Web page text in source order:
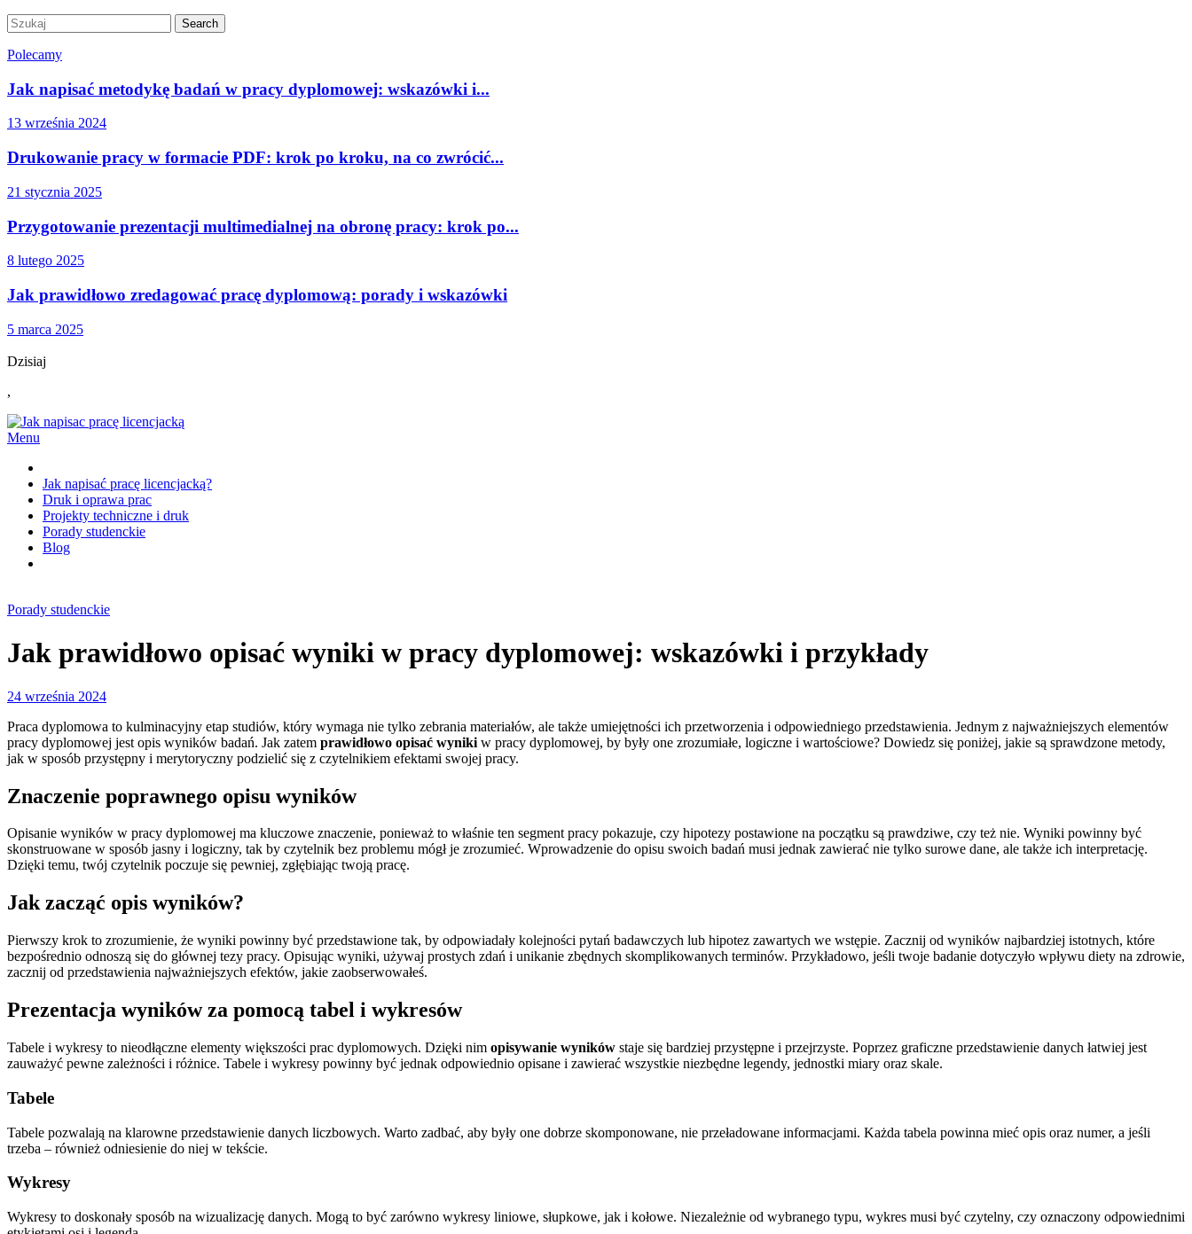
Polecamy
Jak napisać metodykę badań w pracy dyplomowej: wskazówki i...
13 września 2024
Drukowanie pracy w formacie PDF: krok po kroku, na co zwrócić...
21 stycznia 2025
Przygotowanie prezentacji multimedialnej na obronę pracy: krok po...
8 lutego 2025
Jak prawidłowo zredagować pracę dyplomową: porady i wskazówki
5 marca 2025
Dzisiaj
,
Menu
Jak napisać pracę licencjacką?
Druk i oprawa prac
Projekty techniczne i druk
Porady studenckie
Blog
Porady studenckie
Jak prawidłowo opisać wyniki w pracy dyplomowej: wskazówki i przykłady
24 września 2024
Praca dyplomowa to kulminacyjny etap studiów, który wymaga nie tylko zebrania materiałów, ale także umiejętności ich przetworzenia i odpowiedniego przedstawienia. Jednym z najważniejszych elementów
pracy dyplomowej jest opis wyników badań. Jak zatem prawidłowo opisać wyniki w pracy dyplomowej, by były one zrozumiałe, logiczne i wartościowe? Dowiedz się poniżej, jakie są sprawdzone metody,
jak w sposób przystępny i merytoryczny podzielić się z czytelnikiem efektami swojej pracy.
Znaczenie poprawnego opisu wyników
Opisanie wyników w pracy dyplomowej ma kluczowe znaczenie, ponieważ to właśnie ten segment pracy pokazuje, czy hipotezy postawione na początku są prawdziwe, czy też nie. Wyniki powinny być
skonstruowane w sposób jasny i logiczny, tak by czytelnik bez problemu mógł je zrozumieć. Wprowadzenie do opisu swoich badań musi jednak zawierać nie tylko surowe dane, ale także ich interpretację.
Dzięki temu, twój czytelnik poczuje się pewniej, zgłębiając twoją pracę.
Jak zacząć opis wyników?
Pierwszy krok to zrozumienie, że wyniki powinny być przedstawione tak, by odpowiadały kolejności pytań badawczych lub hipotez zawartych we wstępie. Zacznij od wyników najbardziej istotnych, które
bezpośrednio odnoszą się do głównej tezy pracy. Opisując wyniki, używaj prostych zdań i unikanie zbędnych skomplikowanych terminów. Przykładowo, jeśli twoje badanie dotyczyło wpływu diety na zdrowie,
zacznij od przedstawienia najważniejszych efektów, jakie zaobserwowałeś.
Prezentacja wyników za pomocą tabel i wykresów
Tabele i wykresy to nieodłączne elementy większości prac dyplomowych. Dzięki nim opisywanie wyników staje się bardziej przystępne i przejrzyste. Poprzez graficzne przedstawienie danych łatwiej jest
zauważyć pewne zależności i różnice. Tabele i wykresy powinny być jednak odpowiednio opisane i zawierać wszystkie niezbędne legendy, jednostki miary oraz skale.
Tabele
Tabele pozwalają na klarowne przedstawienie danych liczbowych. Warto zadbać, aby były one dobrze skomponowane, nie przeładowane informacjami. Każda tabela powinna mieć opis oraz numer, a jeśli
trzeba – również odniesienie do niej w tekście.
Wykresy
Wykresy to doskonały sposób na wizualizację danych. Mogą to być zarówno wykresy liniowe, słupkowe, jak i kołowe. Niezależnie od wybranego typu, wykres musi być czytelny, czy oznaczony odpowiednimi